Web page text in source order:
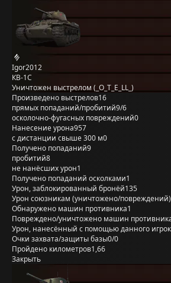
Igor2012
КВ-1С
Уничтожен выстрелом (_O_T_E_LL_)
Произведено выстрелов16
прямых попаданий/пробитий9/6
осколочно-фугасных повреждений0
Нанесение урона957
с дистанции свыше 300 м0
Получено попаданий9
пробитий8
не нанёсших урон1
Получено попаданий осколками1
Урон, заблокированный бронёй135
Урон союзникам (уничтожено/повреждений)
Обнаружено машин противника1
Повреждено/уничтожено машин
Урон, нанесённый с помощью данного
Очки захвата/защиты базы0/0
Пройдено километров1,66
Закрыть